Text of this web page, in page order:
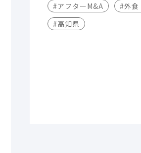
#アフターM&A
#外食
#高知県